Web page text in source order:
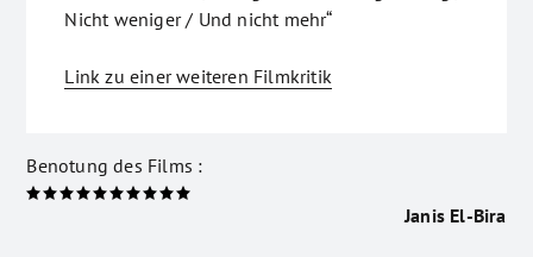
Nicht weniger / Und nicht mehr“
Link zu einer weiteren Filmkritik
Benotung des Films :
Janis El-Bira